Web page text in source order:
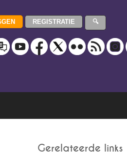
Gerelateerde links